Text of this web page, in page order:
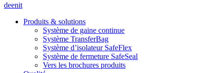
deenit
Produits & solutions
Système de gaine continue
Système TransferBag
Système d’isolateur SafeFlex
Système de fermeture SafeSeal
Vers les brochures produits